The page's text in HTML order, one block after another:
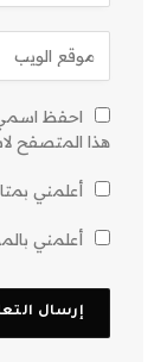
احفظ اسمي،
هذا المتصفح
أعلمني
أعلمني